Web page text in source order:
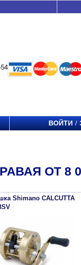
ВОЙТИ /
ОТ 8
Shimano CALCUTTA